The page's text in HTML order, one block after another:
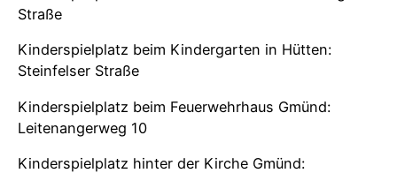
Straße
Kinderspielplatz beim Kindergarten in Hütten:
Steinfelser Straße
Kinderspielplatz beim Feuerwehrhaus Gmünd:
Leitenangerweg 10
Kinderspielplatz hinter der Kirche Gmünd: